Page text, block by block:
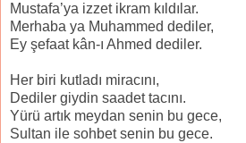
Mustafa’ya izzet ikram kıldılar.
Merhaba ya Muhammed dediler,
Ey şefaat kân-ı Ahmed dediler.
Her biri kutladı miracını,
Dediler giydin saadet tacını.
Yürü artık meydan senin bu gece,
Sultan ile sohbet senin bu gece.